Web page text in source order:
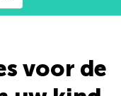
voor de